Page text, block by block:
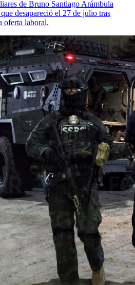
de Bruno Santiago Arámbula
desapareció el 27 de julio tras
oferta laboral.